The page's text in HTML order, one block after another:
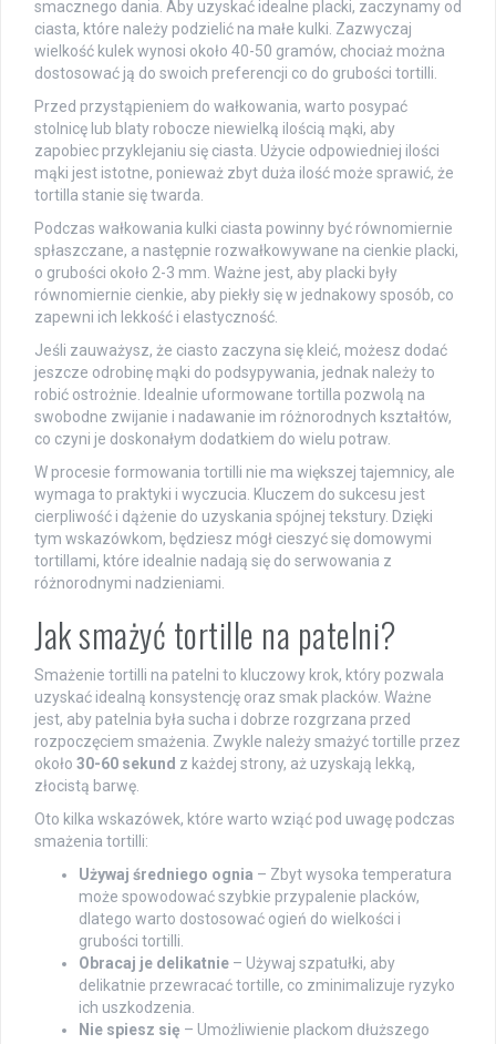
smacznego dania. Aby uzyskać idealne placki, zaczynamy od
ciasta, które należy podzielić na małe kulki. Zazwyczaj
wielkość kulek wynosi około 40-50 gramów, chociaż można
dostosować ją do swoich preferencji co do grubości tortilli.
Przed przystąpieniem do wałkowania, warto posypać
stolnicę lub blaty robocze niewielką ilością mąki, aby
zapobiec przyklejaniu się ciasta. Użycie odpowiedniej ilości
mąki jest istotne, ponieważ zbyt duża ilość może sprawić, że
tortilla stanie się twarda.
Podczas wałkowania kulki ciasta powinny być równomiernie
spłaszczane, a następnie rozwałkowywane na cienkie placki,
o grubości około 2-3 mm. Ważne jest, aby placki były
równomiernie cienkie, aby piekły się w jednakowy sposób, co
zapewni ich lekkość i elastyczność.
Jeśli zauważysz, że ciasto zaczyna się kleić, możesz dodać
jeszcze odrobinę mąki do podsypywania, jednak należy to
robić ostrożnie. Idealnie uformowane tortilla pozwolą na
swobodne zwijanie i nadawanie im różnorodnych kształtów,
co czyni je doskonałym dodatkiem do wielu potraw.
W procesie formowania tortilli nie ma większej tajemnicy, ale
wymaga to praktyki i wyczucia. Kluczem do sukcesu jest
cierpliwość i dążenie do uzyskania spójnej tekstury. Dzięki
tym wskazówkom, będziesz mógł cieszyć się domowymi
tortillami, które idealnie nadają się do serwowania z
różnorodnymi nadzieniami.
Jak smażyć tortille na patelni?
Smażenie tortilli na patelni to kluczowy krok, który pozwala
uzyskać idealną konsystencję oraz smak placków. Ważne
jest, aby patelnia była sucha i dobrze rozgrzana przed
rozpoczęciem smażenia. Zwykle należy smażyć tortille przez
około 30-60 sekund z każdej strony, aż uzyskają lekką,
złocistą barwę.
Oto kilka wskazówek, które warto wziąć pod uwagę podczas
smażenia tortilli:
Używaj średniego ognia – Zbyt wysoka temperatura
może spowodować szybkie przypalenie placków,
dlatego warto dostosować ogień do wielkości i
grubości tortilli.
Obracaj je delikatnie – Używaj szpatułki, aby
delikatnie przewracać tortille, co zminimalizuje ryzyko
ich uszkodzenia.
Nie spiesz się – Umożliwienie plackom dłuższego